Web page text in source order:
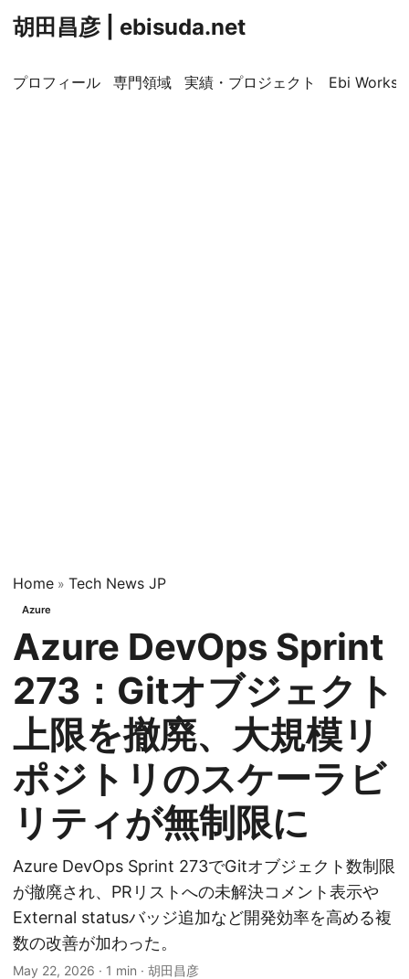
胡田昌彦 | ebisuda.net
プロフィール 専門領域 実績・プロジェクト Ebi
Home » Tech News JP
Azure
Azure DevOps Sprint
273：Gitオブジェクト
上限を撤廃、大規模リ
ポジトリのスケーラビ
リティが無制限に
Azure DevOps Sprint 273でGitオブジェクト数制限
が撤廃され、PRリストへの未解決コメント表示や
External statusバッジ追加など開発効率を高める複
数の改善が加わった。
May 22, 2026 · 1 min · 胡田昌彦